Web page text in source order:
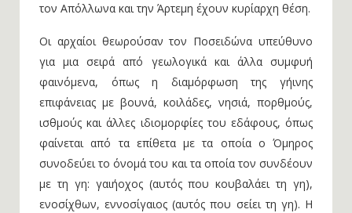
τον Απόλλωνα και την Άρτεμη έχουν κυρίαρχη θέση.
Οι αρχαίοι θεωρούσαν τον Ποσειδώνα υπεύθυνο
για μια σειρά από γεωλογικά και άλλα συμφυή
φαινόμενα, όπως η διαμόρφωση της γήινης
επιφάνειας με βουνά, κοιλάδες, νησιά, πορθμούς,
ισθμούς και άλλες ιδιομορφίες του εδάφους, όπως
φαίνεται από τα επίθετα με τα οποία ο Όμηρος
συνοδεύει το όνομά του και τα οποία τον συνδέουν
με τη γη: γαιήοχος (αυτός που κουβαλάει τη γη),
ενοσίχθων, εννοσίγαιος (αυτός που σείει τη γη). Η